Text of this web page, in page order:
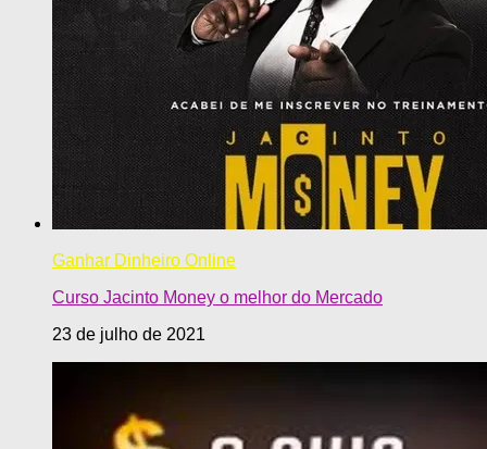
Ganhar Dinheiro Online
Curso Jacinto Money o melhor do Mercado
23 de julho de 2021